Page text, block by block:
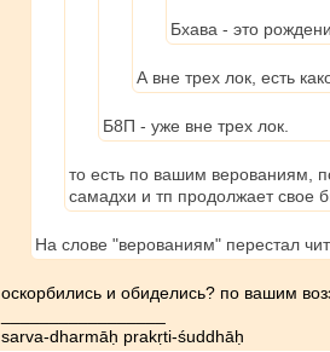
Бхава - это
А вне трех лок, есть
Б8П - уже вне трех лок.
то есть по вашим верованиям,
самадхи и тп продолжает свое
На слове "верованиям" перестал
оскорбились и обиделись? по вашим
sarva-dharmāḥ prakṛti-śuddhāḥ